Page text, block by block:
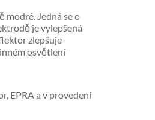
modré. Jedná se o
je vylepšená
zlepšuje
osvětlení
EPRA a v provedení